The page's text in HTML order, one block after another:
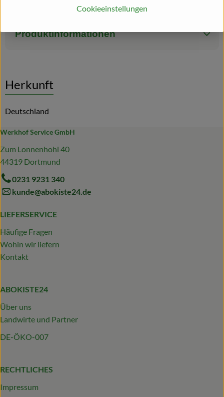
Produktinformationen
Herkunft
Deutschland
Werkhof Service GmbH
Zum Lonnenhohl 40
44319 Dortmund
0231 9231 340
kunde@abokiste24.de
LIEFERSERVICE
Häufige Fragen
Wohin wir liefern
Kontakt
ABOKISTE24
Über uns
Landwirte und Partner
DE-ÖKO-007
RECHTLICHES
Impressum
Cookieeinstellungen